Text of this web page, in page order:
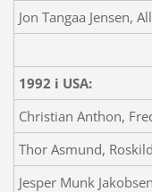
Jon Tangaa Jensen,
1992 i USA:
Christian Anthon,
Thor Asmund,
Jesper Munk